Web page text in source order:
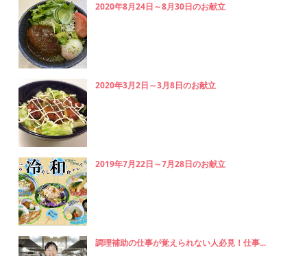
2020年8月24日～8月30日のお献立
2020年3月2日～3月8日のお献立
2019年7月22日～7月28日のお献立
調理補助の仕事が覚えられない人必見！仕事...